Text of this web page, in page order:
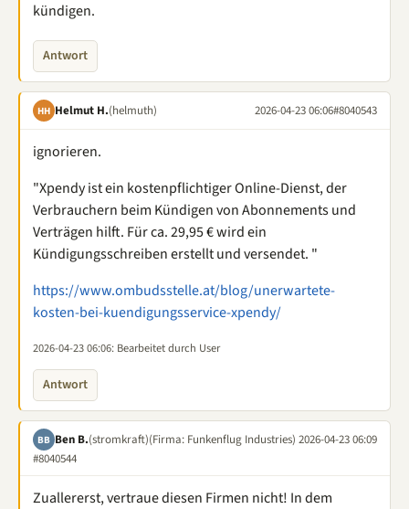
kündigen.
Antwort
HH Helmut H.(helmuth) 2026-04-23 06:06#8040543
ignorieren.
"Xpendy ist ein kostenpflichtiger Online-Dienst, der
Verbrauchern beim Kündigen von Abonnements und
Verträgen hilft. Für ca. 29,95 € wird ein
Kündigungsschreiben erstellt und versendet. "
https://www.ombudsstelle.at/blog/unerwartete-
kosten-bei-kuendigungsservice-xpendy/
2026-04-23 06:06: Bearbeitet durch User
Antwort
BB Ben B.(stromkraft)(Firma: Funkenflug Industries) 2026-04-23 06:09
#8040544
Zuallererst, vertraue diesen Firmen nicht! In dem